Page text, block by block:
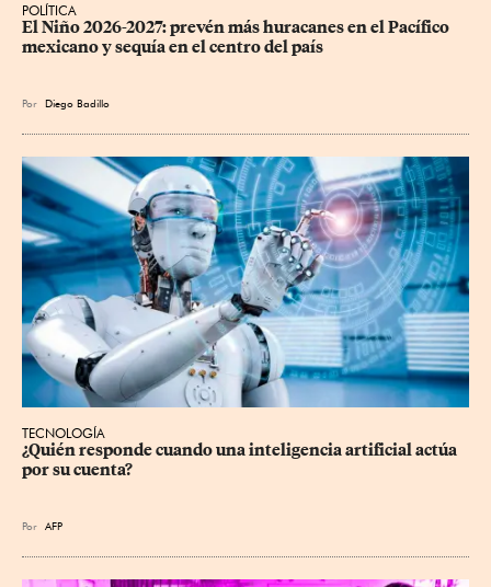
POLÍTICA
El Niño 2026-2027: prevén más huracanes en el Pacífico
mexicano y sequía en el centro del país
Por Diego Badillo
TECNOLOGÍA
¿Quién responde cuando una inteligencia artificial actúa
por su cuenta?
Por AFP